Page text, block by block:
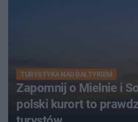
TURYSTYKA NAD BAŁTYKIEM
Zapomnij o Mielnie i
polski kurort to